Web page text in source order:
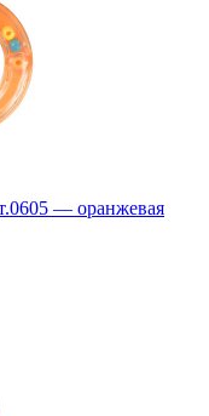
— оранжевая